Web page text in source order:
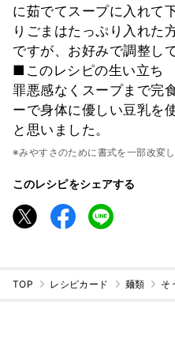
に茹でてスープに入れて
りごまはたっぷり入れた
ですが、お好みで調整し
■このレシピの生い立ち
罪悪感なくスープまで完
ーで身体に優しい豆乳を
と思いました。
※みやすさのために書式を一部改変し
このレシピをシェアする
TOP レシピカード 麺類 そ